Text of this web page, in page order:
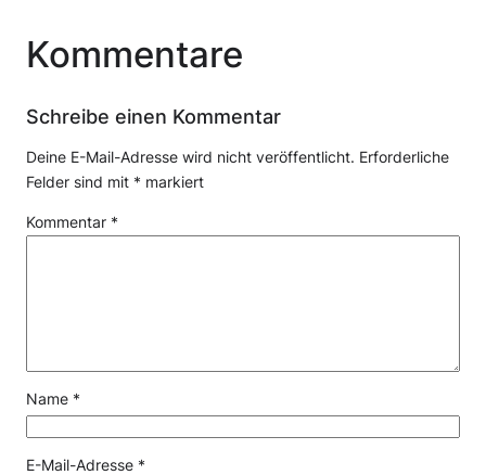
Kommentare
Schreibe einen Kommentar
Deine E-Mail-Adresse wird nicht veröffentlicht. Erforderliche
Felder sind mit * markiert
Kommentar *
Name *
E-Mail-Adresse *